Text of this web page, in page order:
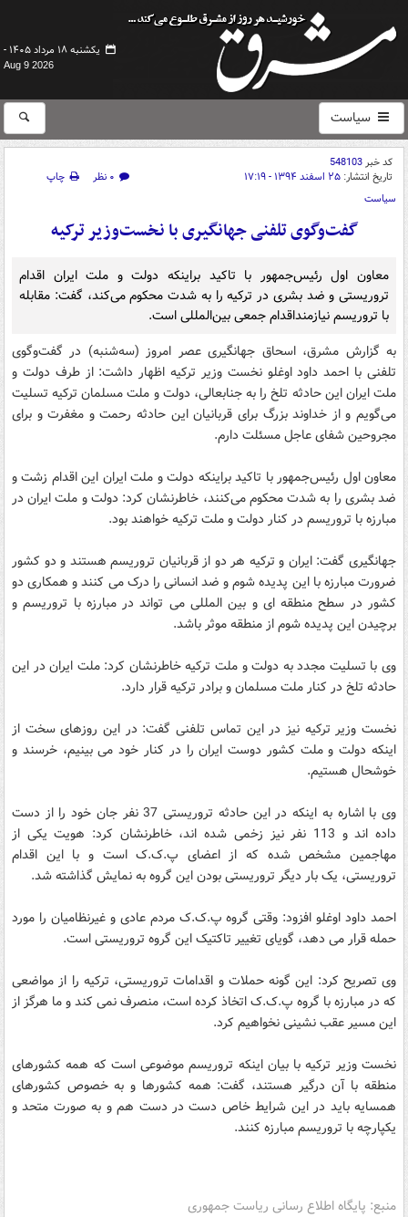
یکشنبه ۱۸ مرداد ۱۴۰۵ -
Aug 9 2026
سیاست
کد خبر548103
تاریخ انتشار: ۲۵ اسفند ۱۳۹۴ - ۱۷:۱۹ ۰ نظر
چاپ
سیاست
گفت‌وگوی تلفنی جهانگیری با نخست‌وزیر ترکیه
معاون اول رئیس‌جمهور با تاکید براینکه دولت و ملت ایران اقدام
تروریستی و ضد بشری در ترکیه را به شدت محکوم می‌کند، گفت: مقابله
با تروریسم نیازمنداقدام جمعی بین‌المللی است.
به گزارش مشرق،‌ اسحاق جهانگیری عصر امروز (سه‌شنبه) در گفت‌وگوی
تلفنی با احمد داود اوغلو نخست وزیر ترکیه اظهار داشت: از طرف دولت و
ملت ایران این حادثه تلخ را به جنابعالی، دولت و ملت مسلمان ترکیه تسلیت
می‌گویم و از خداوند بزرگ برای قربانیان این حادثه رحمت و مغفرت و برای
مجروحین شفای عاجل مسئلت دارم.
معاون اول رئیس‌جمهور با تاکید براینکه دولت و ملت ایران این اقدام زشت و
ضد بشری را به شدت محکوم می‌کنند، خاطرنشان کرد: دولت و ملت ایران در
مبارزه با تروریسم در کنار دولت و ملت ترکیه خواهند بود.
جهانگیری گفت: ایران و ترکیه هر دو از قربانیان تروریسم هستند و دو کشور
ضرورت مبارزه با این پدیده شوم و ضد انسانی را درک می کنند و همکاری دو
کشور در سطح منطقه ای و بین المللی می تواند در مبارزه با تروریسم و
برچیدن این پدیده شوم از منطقه موثر باشد.
وی با تسلیت مجدد به دولت و ملت ترکیه خاطرنشان کرد: ملت ایران در این
حادثه تلخ در کنار ملت مسلمان و برادر ترکیه قرار دارد.
نخست وزیر ترکیه نیز در این تماس تلفنی گفت: در این روزهای سخت از
اینکه دولت و ملت کشور دوست ایران را در کنار خود می بینیم، خرسند و
خوشحال هستیم.
وی با اشاره به اینکه در این حادثه تروریستی 37 نفر جان خود را از دست
داده اند و 113 نفر نیز زخمی شده اند، خاطرنشان کرد: هویت یکی از
مهاجمین مشخص شده که از اعضای پ.ک.ک است و با این اقدام
تروریستی، یک بار دیگر تروریستی بودن این گروه به نمایش گذاشته شد.
احمد داود اوغلو افزود: وقتی گروه پ.ک.ک مردم عادی و غیرنظامیان را مورد
حمله قرار می دهد، گویای تغییر تاکتیک این گروه تروریستی است.
وی تصریح کرد: این گونه حملات و اقدامات تروریستی، ترکیه را از مواضعی
که در مبارزه با گروه پ.ک.ک اتخاذ کرده است، منصرف نمی کند و ما هرگز از
این مسیر عقب نشینی نخواهیم کرد.
نخست وزیر ترکیه با بیان اینکه تروریسم موضوعی است که همه کشورهای
منطقه با آن درگیر هستند، گفت: همه کشورها و به خصوص کشورهای
همسایه باید در این شرایط خاص دست در دست هم و به صورت متحد و
یکپارچه با تروریسم مبارزه کنند.
منبع: پایگاه اطلاع رسانی ریاست جمهوری